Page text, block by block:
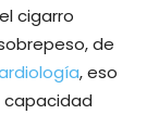
cigarro
de
, eso
capacidad